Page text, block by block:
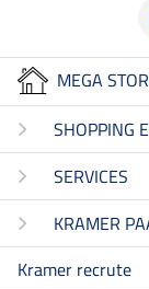
MEGA
SHOPPING
SERVICES
KRAMER
Kramer recrute